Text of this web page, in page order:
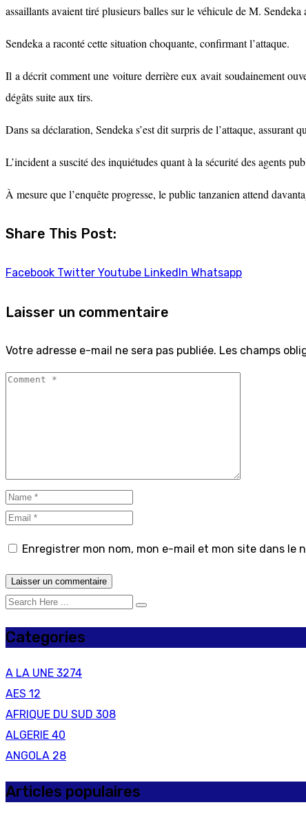
assaillants avaient tiré plusieurs balles sur le véhicule de M.
Sendeka a raconté cette situation choquante, confirmant l’attaque.
Il a décrit comment une voiture derrière eux avait soudainement
dégâts suite aux tirs.
Dans sa déclaration, Sendeka s’est dit surpris de l’attaque, assurant
L’incident a suscité des inquiétudes quant à la sécurité des agents
À mesure que l’enquête progresse, le public tanzanien attend
Share This Post:
Facebook Twitter Youtube LinkedIn Whatsapp
Laisser un commentaire
Votre adresse e-mail ne sera pas publiée. Les champs
Enregistrer mon nom, mon e-mail et mon site dans le
Categories
A LA UNE 3274
AES 12
AFRIQUE DU SUD 308
ALGERIE 40
ANGOLA 28
Articles populaires